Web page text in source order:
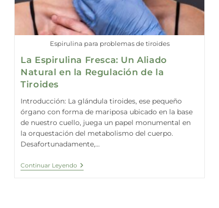
Espirulina para problemas de tiroides
La Espirulina Fresca: Un Aliado
Natural en la Regulación de la
Tiroides
Introducción: La glándula tiroides, ese pequeño
órgano con forma de mariposa ubicado en la base
de nuestro cuello, juega un papel monumental en
la orquestación del metabolismo del cuerpo.
Desafortunadamente,...
Continuar Leyendo La
Espirulina